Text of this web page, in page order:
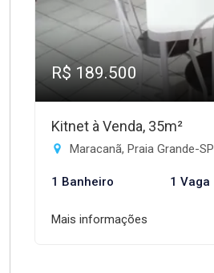
R$ 189.500
Kitnet à Venda, 35m²
Maracanã, Praia Grande-SP
1 Banheiro 1 Vaga
Mais informações